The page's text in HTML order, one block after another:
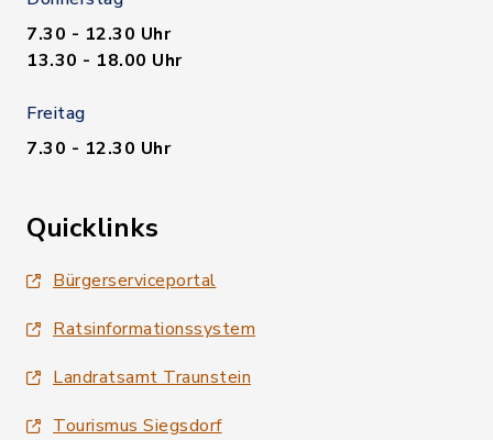
7.30 - 12.30 Uhr
13.30 - 18.00 Uhr
Freitag
7.30 - 12.30 Uhr
Quicklinks
Bürgerserviceportal
Ratsinformationssystem
Landratsamt Traunstein
Tourismus Siegsdorf